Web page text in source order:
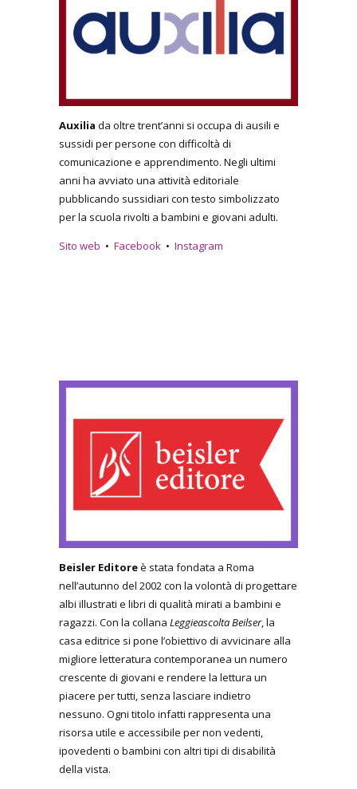
Auxilia da oltre trent’anni si occupa di ausili e
sussidi per persone con difficoltà di
comunicazione e apprendimento. Negli ultimi
anni ha avviato una attività editoriale
pubblicando sussidiari con testo simbolizzato
per la scuola rivolti a bambini e giovani adulti.
Sito web • Facebook • Instagram
Beisler Editoreè stata fondata a Roma
nell’autunno del 2002 con la volontà di progettare
albi illustrati e libri di qualità mirati a bambini e
ragazzi. Con la collana Leggieascolta Beilser, la
casa editrice si pone l’obiettivo di avvicinare alla
migliore letteratura contemporanea un numero
crescente di giovani e rendere la lettura un
piacere per tutti, senza lasciare indietro
nessuno. Ogni titolo infatti rappresenta una
risorsa utile e accessibile per non vedenti,
ipovedenti o bambini con altri tipi di disabilità
della vista.